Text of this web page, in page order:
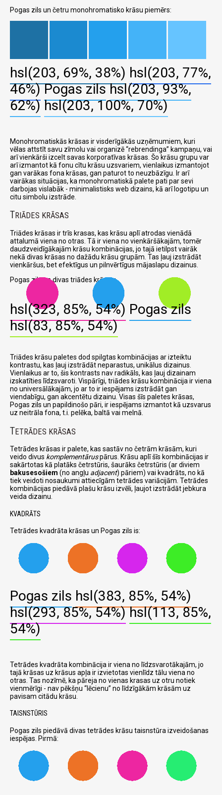
Pogas zils un četru monohromatisko krāsu piemērs:
hsl(203, 69%, 38%) hsl(203, 77%,
46%) Pogas zils hsl(203, 93%,
62%) hsl(203, 100%, 70%)
Monohromatiskās krāsas ir visderīgākās uzņēmumiem, kuri
vēlas attstīt savu zīmolu vai organizē rebrendinga
kampaņu, vai
arī vienkārši izcelt savas korporatīvas krāsas. Šo krāsu grupu var
arī izmantot kā fonu cītu krāsu uzsvariem, vienlaikus izmantojot
gan varākas fona krāsas, gan paturot to neuzbāzīgu. Ir arī
vairākas situācijas, ka monohromatiskā palete pati par sevi
darbojas vislabāk - minimalistisks web dizains, kā arī logotipu un
citu simbolu izstrāde.
TRIĀDES KRĀSAS
Triādes krāsas ir trīs krasas, kas krāsu aplī atrodas vienādā
attalumā viena no otras. Tā ir viena no vienkāršākajām, tomēr
daudzveidīgākajām krāsu kombinācijas, jo tajā ietilpst vairāk
nekā divas krāsas no dažādu krāsu grupām. Tas ļauj izstrādāt
vienkāršus, bet efektīgus un pilnvērtīgus mājaslapu dizainus.
Pogas zils un divas triādes krāsas:
hsl(323, 85%, 54%) Pogas zils
hsl(83, 85%, 54%)
Triādes krāsu paletes dod spilgtas kombinācijas ar izteiktu
kontrastu, kas ļauj izstrādāt neparastus, unikālus dizainus.
Vienlaikus ar to, šis kontrasts nav radikāls, kas ļauj dizainam
izskatīties līdzsvaroti. Vispārīgi, triādes krāsu kombinācija ir viena
no universālākajām, jo ar to ir iespējams izstrādāt gan
viendabīgu, gan akcentētu dizainu. Visas šīs paletes krāsas,
Pogas zils un papildinošo pāri, ir iespējams izmantot kā uzsvarus
uz neitrāla fona, t.i. pelēka, baltā vai melnā.
TETRĀDES KRĀSAS
Tetrādes krāsas ir palete, kas sastāv no četrām krāsām, kuri
veido divus komplementāruspārus. Krāsu aplī šīs kombinācijas ir
sakārtotas kā platāks četrstūris, šaurāks četrstūris (ar diviem
bakusesošiem (no angļu adjacent) pāriem) vai kvadrāts, no kā
tiek veidoti nosaukumi attiecīgām tetrādes variācijām. Tetrādes
kombinācijas piedāvā plašu krāsu izvēli, ļaujot izstrādāt jebkura
veida dizainu.
KVADRĀTS
Tetrādes kvadrāta krāsas un Pogas zils is:
Pogas zils hsl(383, 85%, 54%)
hsl(293, 85%, 54%) hsl(113, 85%,
54%)
Tetrādes kvadrāta kombinācija ir viena no līdzsvarotākajām, jo
tajā krāsas uz krāsus apļa ir izvietotas vienlīdz tālu viena no
otras. Tas nozīmē, ka pāreja no vienas krasas uz otru notiek
vienmērīgi - nav pēkšņu
lēcienu no līdzīgākām krāsām uz
pavisam citādu krāsu.
TAISNSTŪRIS
Pogas zils piedāvā divas tetrādes krāsu taisnstūra izveidošanas
iespējas. Pirmā: